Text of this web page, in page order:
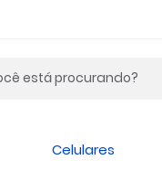
Celulares